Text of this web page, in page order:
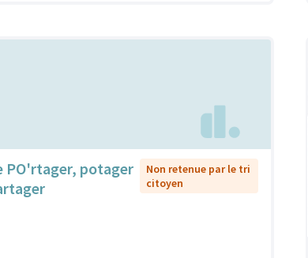
PO'rtager, potager
Non retenue par le tri
citoyen